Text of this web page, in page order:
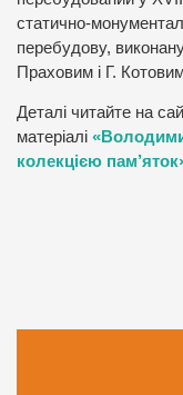
статично-
перебудову,
Праховим і Г.
Деталі читайте на
матеріалі
колекцією